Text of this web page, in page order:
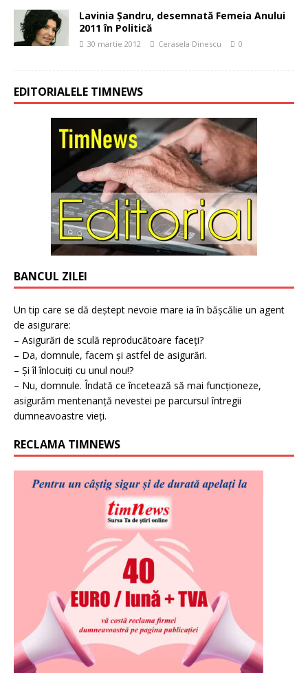
Lavinia Şandru, desemnată Femeia Anului
2011 în Politică
30 martie 2012 Cerasela Dinescu 0
EDITORIALELE TIMNEWS
BANCUL ZILEI
Un tip care se dă deștept nevoie mare ia în bășcălie un agent
de asigurare:
– Asigurări de sculă reproducătoare faceți?
– Da, domnule, facem și astfel de asigurări.
– Și îl înlocuiți cu unul nou!?
– Nu, domnule. Îndată ce încetează să mai funcționeze,
asigurăm mentenanță nevestei pe parcursul întregii
dumneavoastre vieți.
RECLAMA TIMNEWS